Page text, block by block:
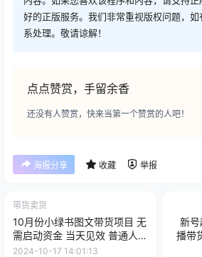
好的正版服务。我们非常重视版权问题，
系处理。敬请谅解！
点点赞赏，手留余香
还没有人赞赏，快来当第一个赞赏的人吧！
海报分享 收藏 举报
带货卖货
10月份小绿书图文带货项目 无
需启动资金 当天见效 普通人一
天轻松搞几百块
2024-10-17 14:01:13
新号
播带